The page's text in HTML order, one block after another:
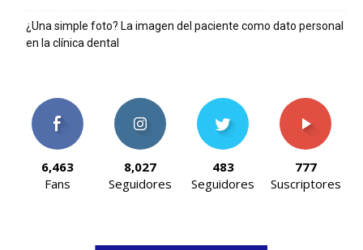
¿Una simple foto? La imagen del paciente como dato personal
en la clínica dental
6,463
Fans
8,027
Seguidores
483
Seguidores
777
Suscriptores